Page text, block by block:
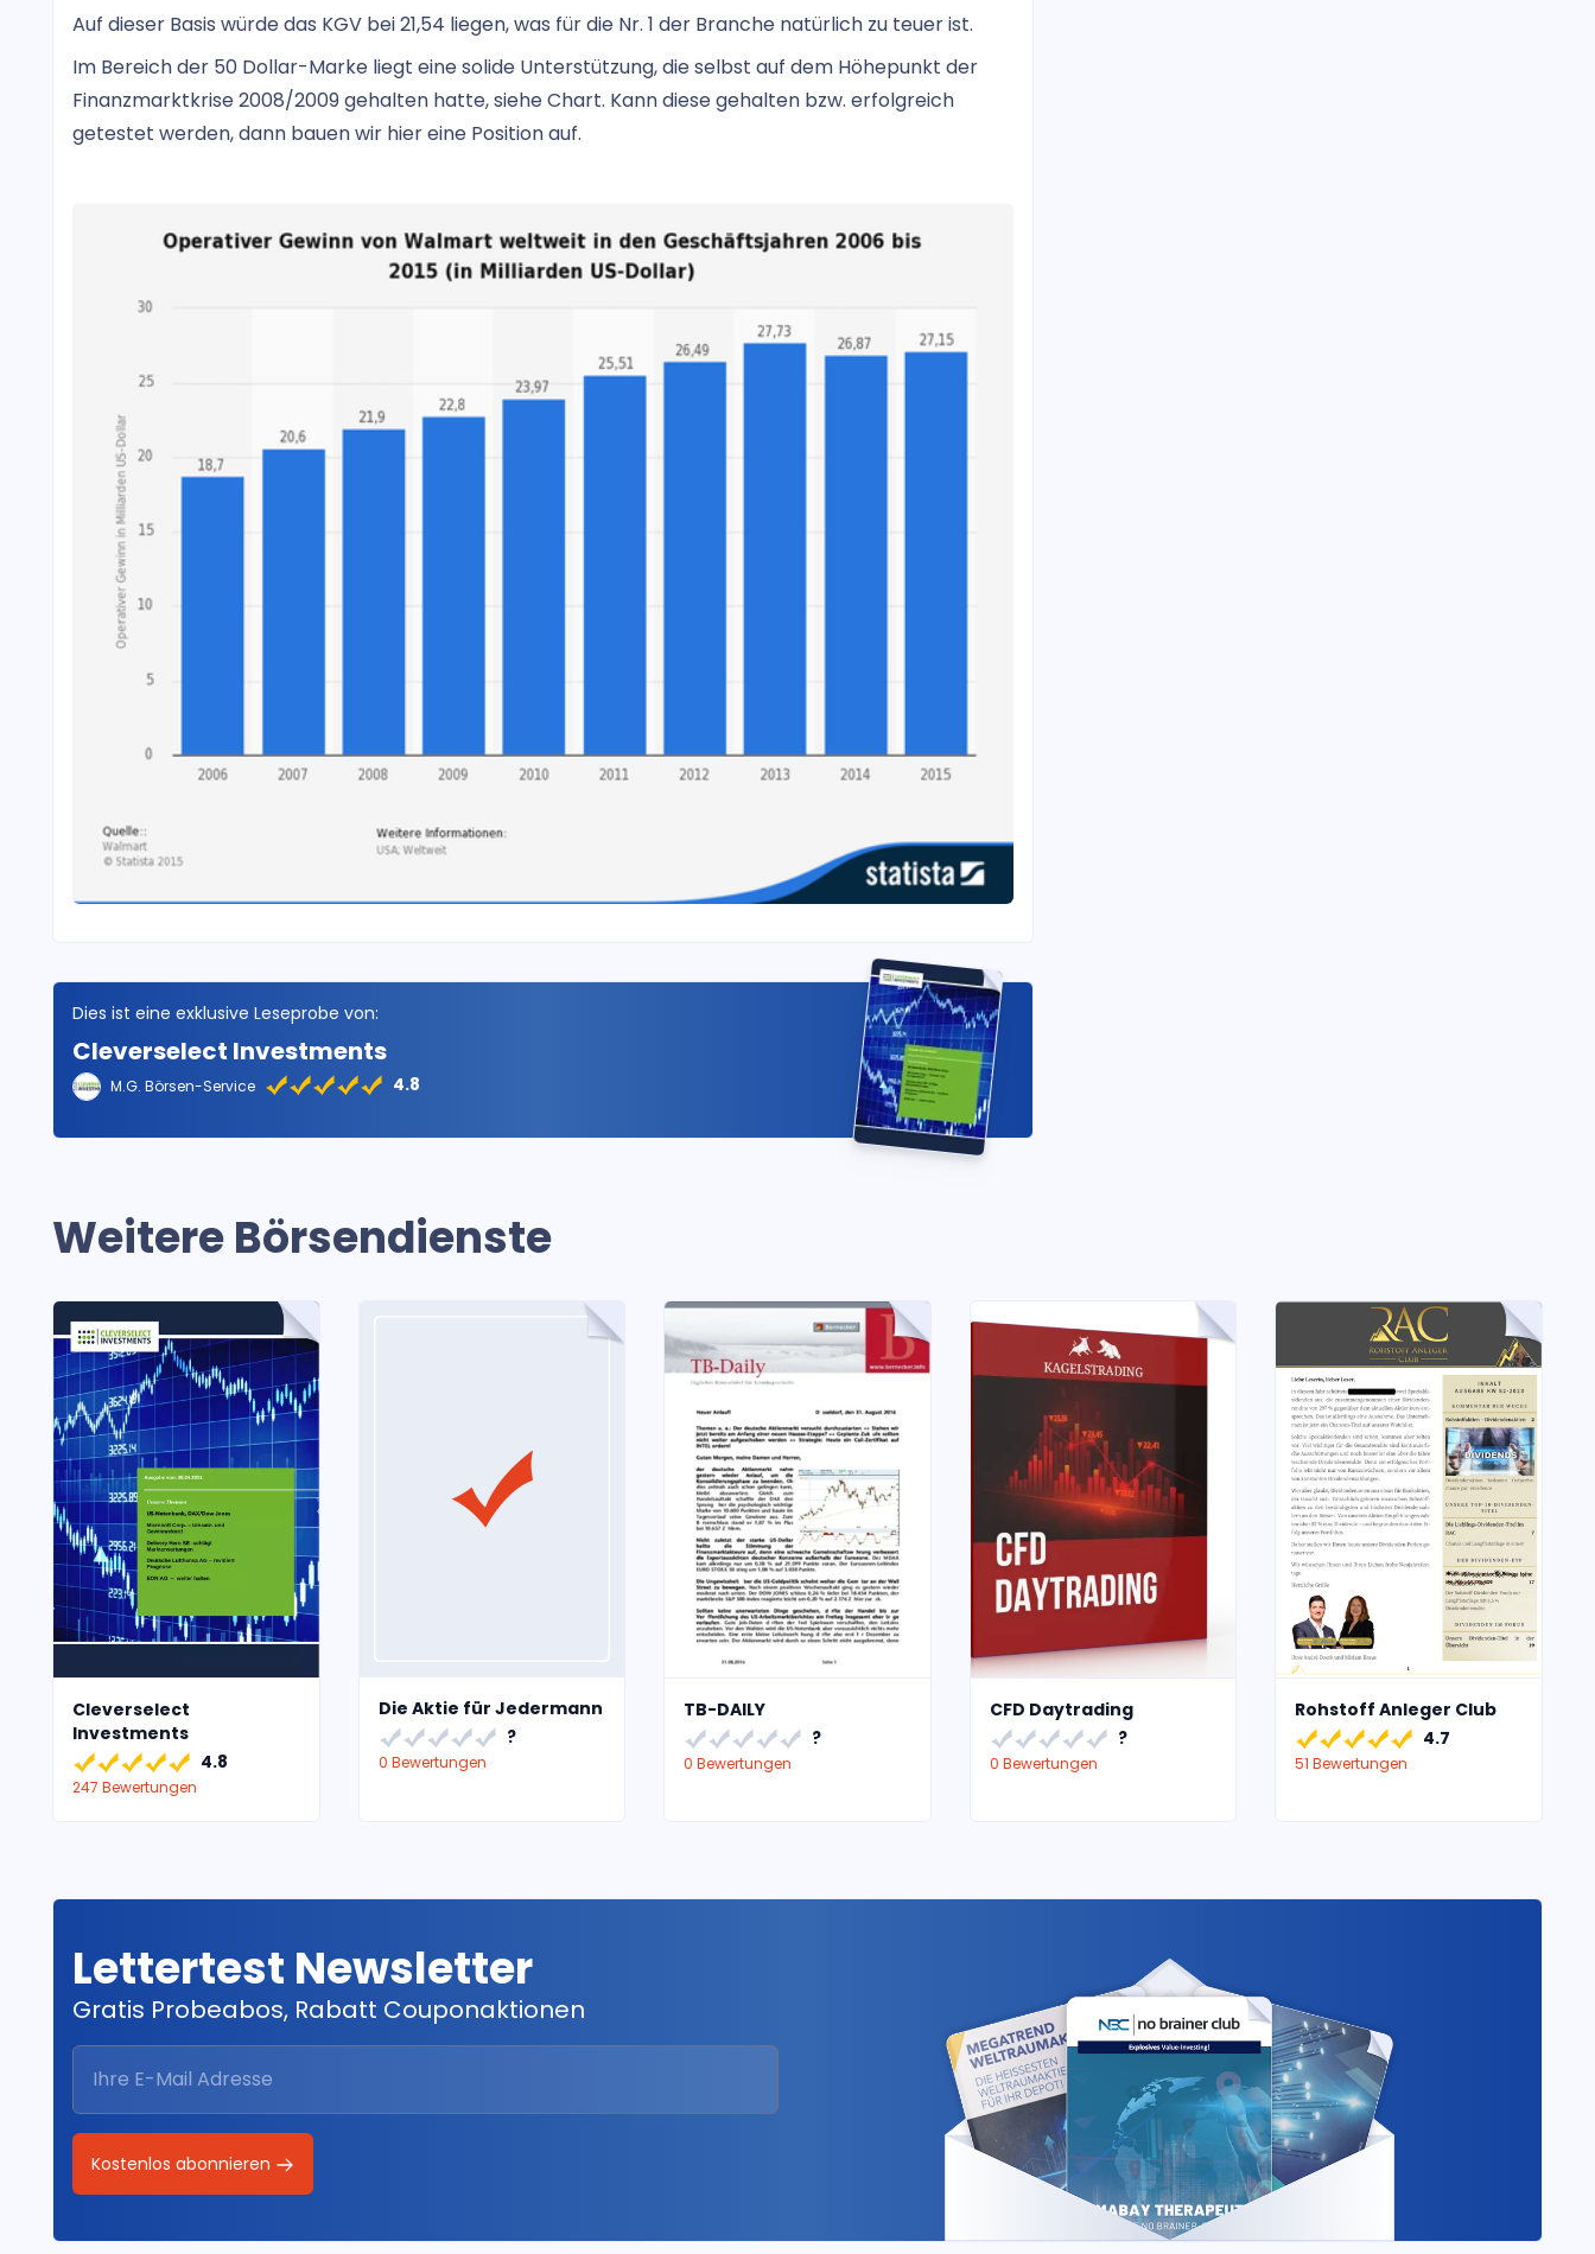
Auf dieser Basis würde das KGV bei 21,54 liegen, was für die Nr. 1 der Branche natürlich zu teuer ist.
Im Bereich der 50 Dollar-Marke liegt eine solide Unterstützung, die selbst auf dem Höhepunkt der
Finanzmarktkrise 2008/2009 gehalten hatte, siehe Chart. Kann diese gehalten bzw. erfolgreich
getestet werden, dann bauen wir hier eine Position auf.
Dies ist eine exklusive Leseprobe von:
Cleverselect Investments
M.G. Börsen-Service 4.8
Weitere Börsendienste
Cleverselect
Investments
4.8
247 Bewertungen
Die Aktie für Jedermann
?
0 Bewertungen
TB-DAILY
?
0 Bewertungen
CFD Daytrading
?
0 Bewertungen
Rohstoff Anleger Club
4.7
51 Bewertungen
Lettertest Newsletter
Gratis Probeabos, Rabatt Couponaktionen
Kostenlos abonnieren